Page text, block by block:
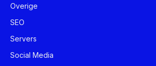
Overige
SEO
Servers
Social Media